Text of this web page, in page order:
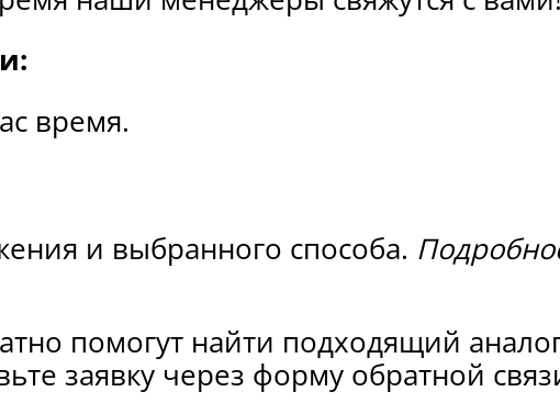
время.
и выбранного способа.
помогут найти подходящий
заявку через форму обратной